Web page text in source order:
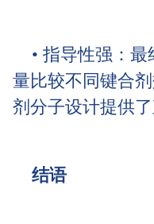
• 指导性强：
量比较不同键合
剂分子设计提供
结语